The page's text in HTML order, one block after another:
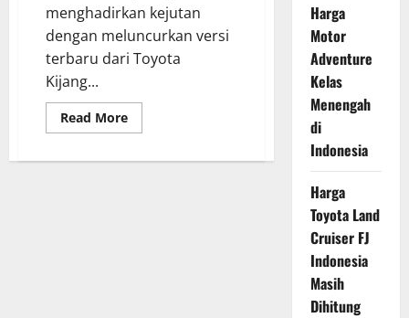
menghadirkan kejutan
dengan meluncurkan versi
terbaru dari Toyota
Kijang...
Read MoreRead
more
Innova
Harga
Motor
Adventure
Kelas
Menengah
di
Indonesia
Harga
Toyota Land
Cruiser FJ
Indonesia
Masih
Dihitung